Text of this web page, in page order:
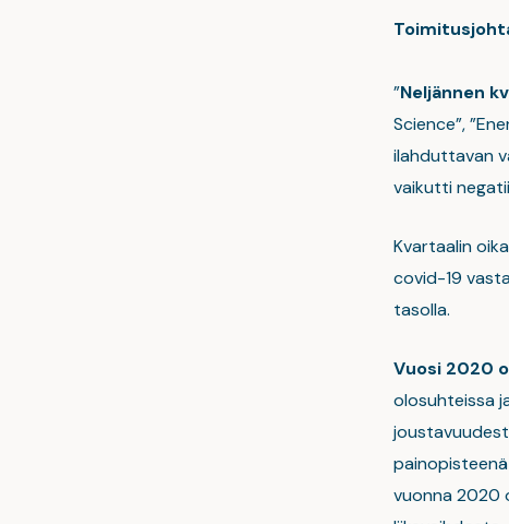
”Neljännen
Science”,
ilahduttavan
vaikutti
Kvartaalin
covid-19
tasolla.
Vuosi 2020
olosuhteissa
vuonna 2020